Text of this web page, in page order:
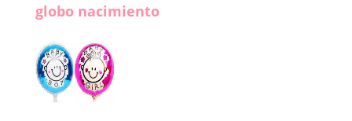
globo nacimiento